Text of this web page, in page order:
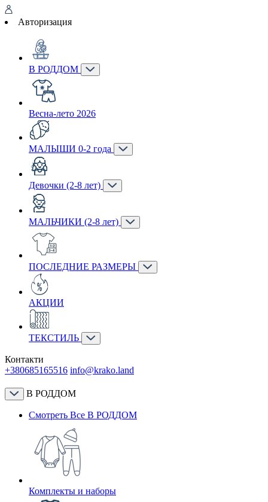
Авторизация
В РОДДОМ
Весна-лето 2026
МАЛЫШИ 0-2 года
Девочки (2-8 лет)
МАЛЬЧИКИ (2-8 лет)
ПОСЛЕДНИЕ РАЗМЕРЫ
АКЦИИ
ТЕКСТИЛЬ
Контакти
+380685165516 info@krako.land
В РОДДОМ
Смотреть Все В РОДДОМ
Комплекты и наборы